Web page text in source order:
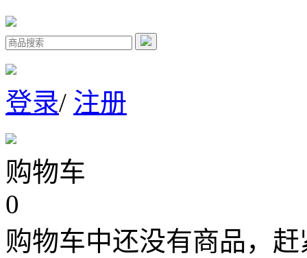
登录/ 注册
购物车
0
购物车中还没有商品，